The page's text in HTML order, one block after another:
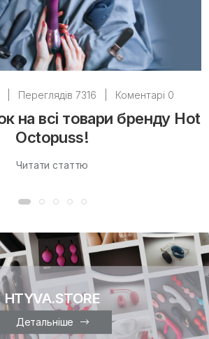
Переглядів 7316 Коментарі 0
на всі товари бренду Hot
Octopuss!
Читати статтю
HTYVA.STORE
Детальніше